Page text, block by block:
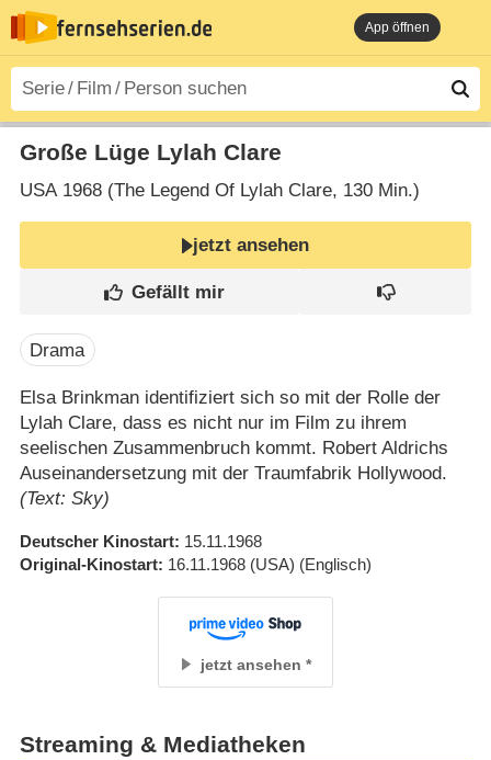
App öffnen
Große Lüge Lylah Clare
USA1968 (The Legend Of Lylah Clare‎, 130 Min.)
jetzt ansehen
Drama
Elsa Brinkman identifiziert sich so mit der Rolle der
Lylah Clare, dass es nicht nur im Film zu ihrem
seelischen Zusammenbruch kommt. Robert Aldrichs
Auseinandersetzung mit der Traumfabrik Hollywood.
(Text: Sky)
Deutscher Kinostart 15.11.1968
Original-Kinostart 16.11.1968 (USA) (Englisch)
jetzt ansehen
Streaming & Mediatheken